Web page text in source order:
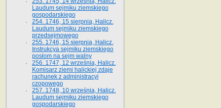
Laudum sejmiku ziemskiego
gospodarskiego
254. 1746, 15 sierpnia, Halicz.
Laudum sejmiku ziemskiego
przedsejmowego
255. 1746, 15 sierpnia, Halicz.
Instrukcya sejmiku ziemskiego
posłom na sejm walny
256. 1747, 12 września, Halicz.
Komisarz ziemi halickiej zdaje
rachunek z administracyi
czopowego
257. 1748, 10 września, Halicz.
Laudum sejmiku ziemskiego
gospodarskiego